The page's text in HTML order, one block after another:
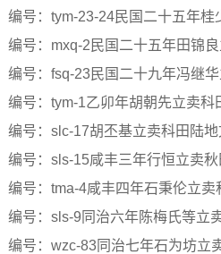
编号：tym-23-24民国二十五年桂少书立卖科
编号：mxq-2民国二十五年田锦良立卖科
编号：fsq-23民国二十九年冯继华立卖水
编号：tym-1乙卯年胡朝先立卖科
编号：slc-17胡丕基立卖科田陆地
编号：sls-15咸丰三年行恒立卖秋
编号：tma-4咸丰四年石秉伦立卖秋田
编号：sls-9同治六年陈梅氏等立卖水田
编号：wzc-83同治七年石为坊立卖秋田